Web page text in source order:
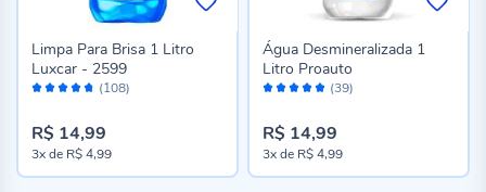
Avaliação: (108)
Limpa Para Brisa 1 Litro
Luxcar - 2599
R$ 14,99
3xde R$ 4,99
Avaliação: (39)
Água Desmineralizada 1
Litro Proauto
R$ 14,99
3xde R$ 4,99